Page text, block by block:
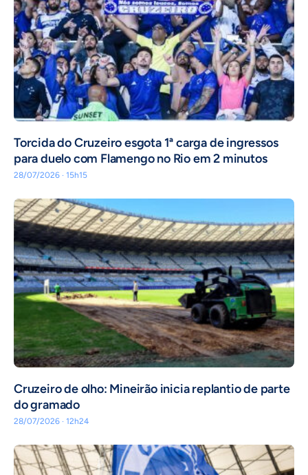
Torcida do Cruzeiro esgota 1ª carga de ingressos
para duelo com Flamengo no Rio em 2 minutos
28/07/2026 · 15h15
Cruzeiro de olho: Mineirão inicia replantio de parte
do gramado
28/07/2026 · 12h24